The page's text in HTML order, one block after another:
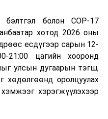
болон COP-17
хотод 2026 оны
есдүгээр сарын 12-
21:00 цагийн хооронд
улсын дугаарын тэгш,
хөдөлгөөнд оролцуулах
хэрэгжүүлэхээр